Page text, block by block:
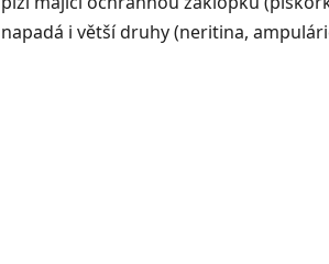
napadá i větší druhy (neritina,